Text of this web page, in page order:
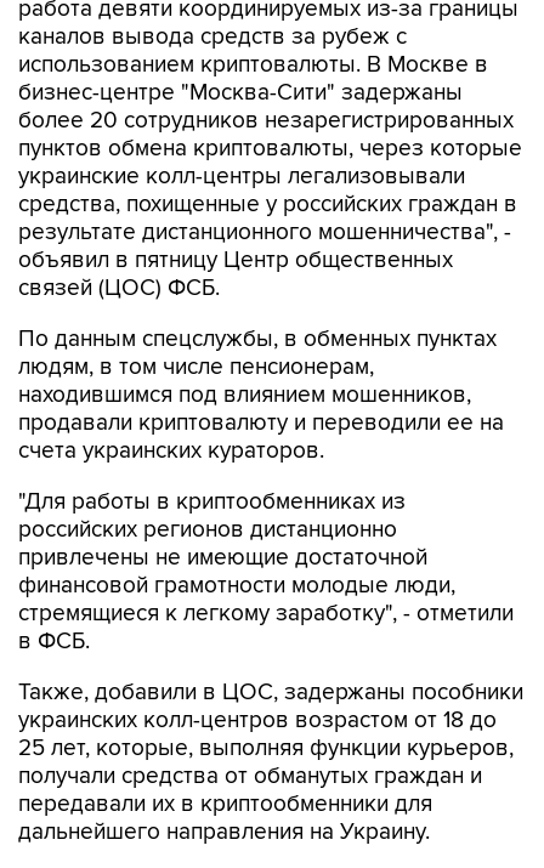
работа девяти координируемых из-за границы
каналов вывода средств за рубеж с
использованием криптовалюты. В Москве в
бизнес-центре "Москва-Сити" задержаны
более 20 сотрудников незарегистрированных
пунктов обмена криптовалюты, через которые
украинские колл-центры легализовывали
средства, похищенные у российских граждан в
результате дистанционного мошенничества", -
объявил в пятницу Центр общественных
связей (ЦОС) ФСБ.
По данным спецслужбы, в обменных пунктах
людям, в том числе пенсионерам,
находившимся под влиянием мошенников,
продавали криптовалюту и переводили ее на
счета украинских кураторов.
"Для работы в криптообменниках из
российских регионов дистанционно
привлечены не имеющие достаточной
финансовой грамотности молодые люди,
стремящиеся к легкому заработку", - отметили
в ФСБ.
Также, добавили в ЦОС, задержаны пособники
украинских колл-центров возрастом от 18 до
25 лет, которые, выполняя функции курьеров,
получали средства от обманутых граждан и
передавали их в криптообменники для
дальнейшего направления на Украину.